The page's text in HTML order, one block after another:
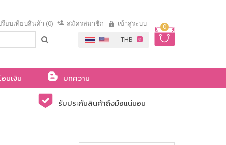
0
รียบเทียบสินค้า (0) สมัครสมาชิก เข้าสู่ระบบ
นเงิน
บทความ
รับประกันสินค้าถึงมือแน่นอน